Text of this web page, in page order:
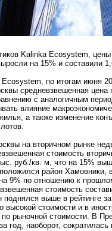
Kalinka Ecosystem,
на 15% и составили
по итогам июня
средневзвешенная
с аналогичным
влияние
а также изменение
на вторичном рынке
стоимость
руб./кв. м, что на 15%
район
9% по отношению к
стоимость
поднялся выше в рейтинге
высокой стоимости и в
рыночной стоимости. В
год, наоборот,